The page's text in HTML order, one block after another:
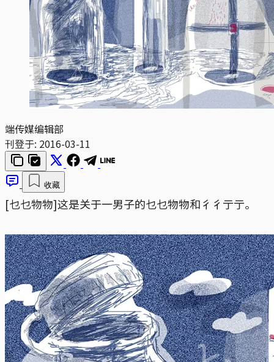
端传媒编辑部
刊登于: 2016-03-11
收藏
[乜乜物物]这是关于一男子的乜乜物物和彳彳亍亍。